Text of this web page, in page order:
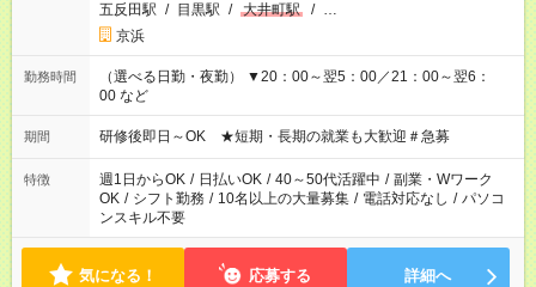
五反田駅 / 目黒駅 / 大井町駅 / …
京浜
勤務時間
（選べる日勤・夜勤） ▼20：00～翌5：00／21：00～翌6：
00 など
期間 研修後即日～OK ★短期・長期の就業も大歓迎＃急募
特徴 週1日からOK / 日払いOK / 40～50代活躍中 / 副業・Wワーク
OK / シフト勤務 / 10名以上の大量募集 / 電話対応なし / パソコ
ンスキル不要
気になる！ 応募する 詳細へ